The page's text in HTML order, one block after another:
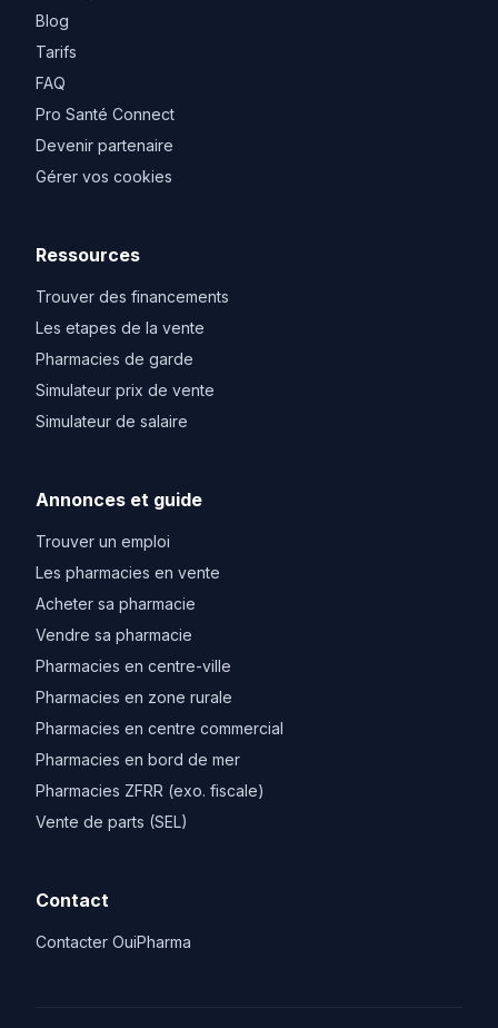
Blog
Tarifs
FAQ
Pro Santé Connect
Devenir partenaire
Gérer vos cookies
Ressources
Trouver des financements
Les etapes de la vente
Pharmacies de garde
Simulateur prix de vente
Simulateur de salaire
Annonces et guide
Trouver un emploi
Les pharmacies en vente
Acheter sa pharmacie
Vendre sa pharmacie
Pharmacies en centre-ville
Pharmacies en zone rurale
Pharmacies en centre commercial
Pharmacies en bord de mer
Pharmacies ZFRR (exo. fiscale)
Vente de parts (SEL)
Contact
Contacter OuiPharma